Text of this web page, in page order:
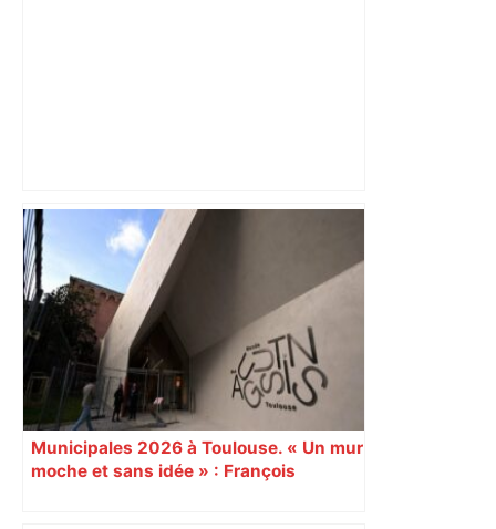
Un homme allongé sur les rails : il
meurt percuté par un train, le trafic
ferroviaire à l’arrêt dans le Lauragais,
au sud de Toulouse – ladepeche.fr
Municipales 2026 à Toulouse. « Un mur
moche et sans idée » : François